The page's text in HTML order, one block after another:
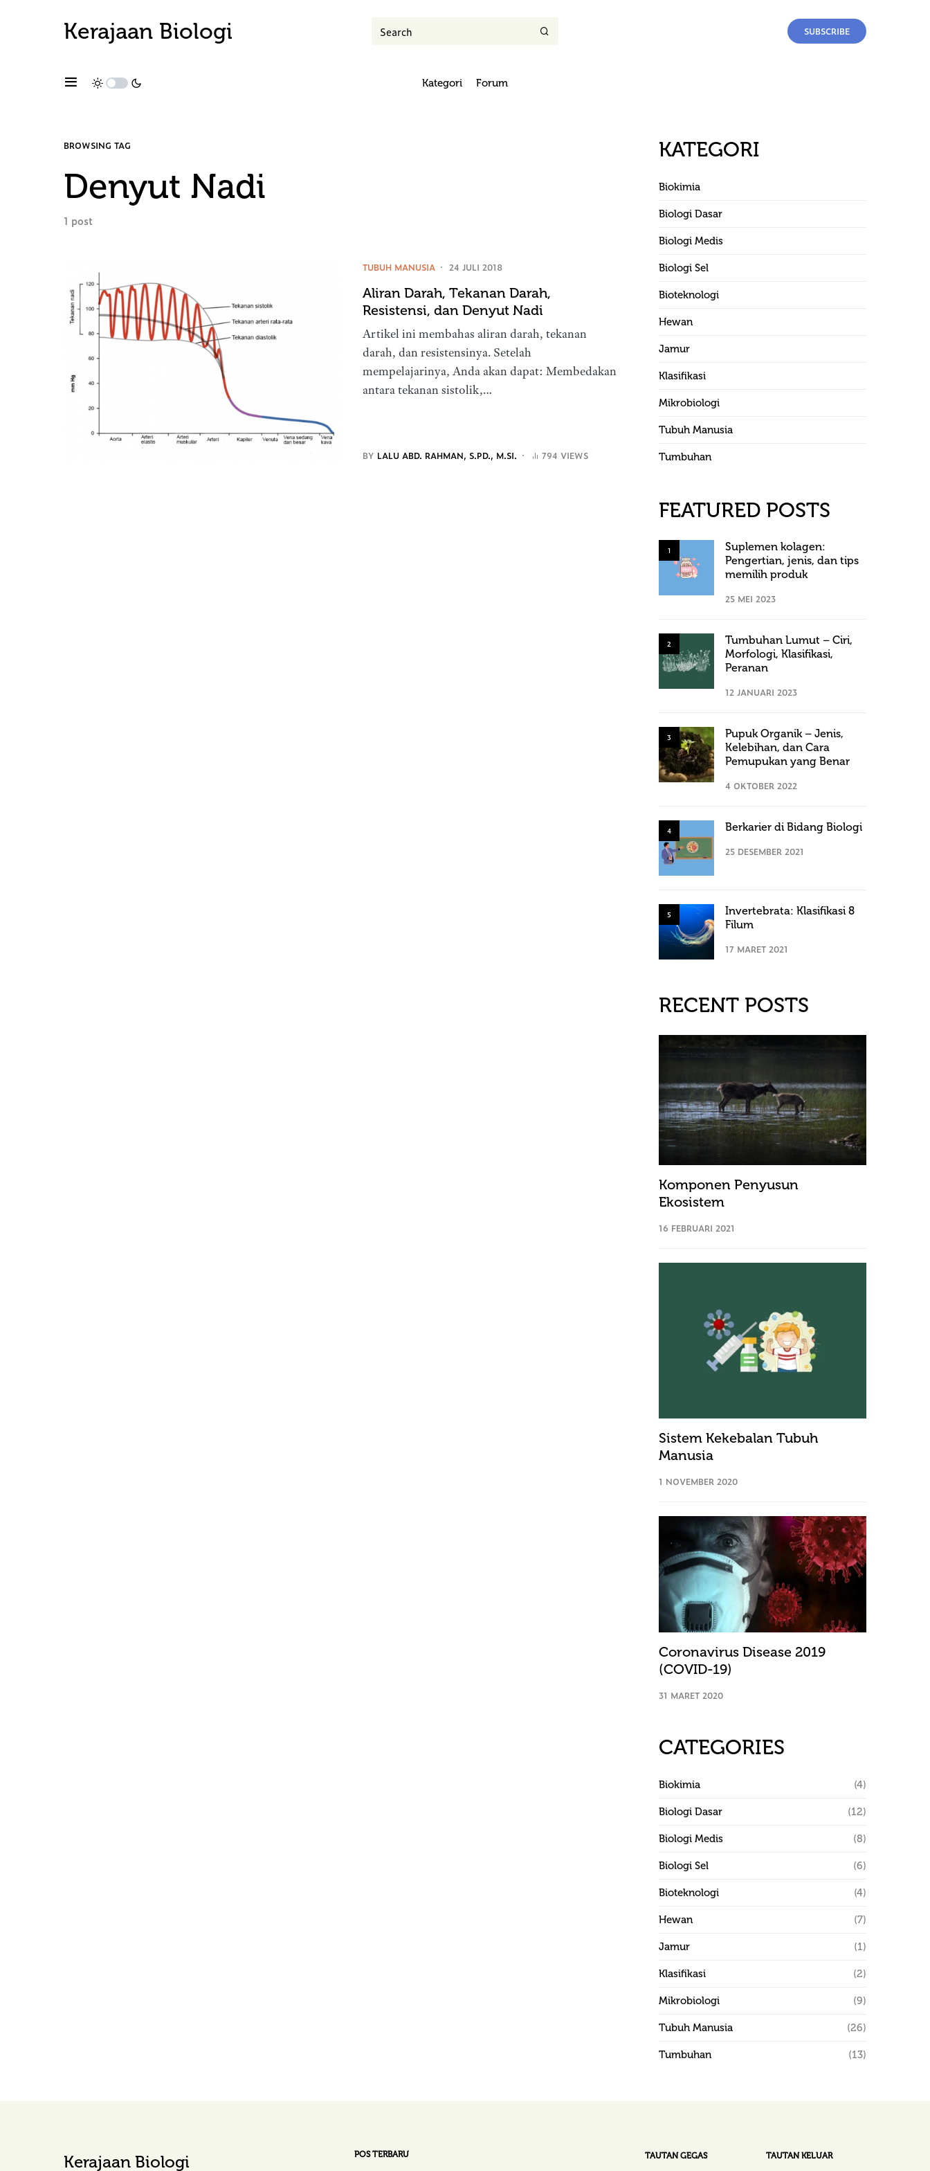
Kerajaan Biologi SUBSCRIBE
Kategori Forum
BROWSING TAG
Denyut Nadi
1 post
TUBUH MANUSIA 24 JULI 2018
Aliran Darah, Tekanan Darah,
Resistensi, dan Denyut Nadi
Artikel ini membahas aliran darah, tekanan
darah, dan resistensinya. Setelah
mempelajarinya, Anda akan dapat: Membedakan
antara tekanan sistolik,…
BY LALU ABD. RAHMAN, S.PD., M.SI. 794 VIEWS
KATEGORI
Biokimia
Biologi Dasar
Biologi Medis
Biologi Sel
Bioteknologi
Hewan
Jamur
Klasifikasi
Mikrobiologi
Tubuh Manusia
Tumbuhan
FEATURED POSTS
1
Suplemen kolagen:
Pengertian, jenis, dan tips
memilih produk
25 MEI 2023
2
Tumbuhan Lumut – Ciri,
Morfologi, Klasifikasi,
Peranan
12 JANUARI 2023
3
Pupuk Organik – Jenis,
Kelebihan, dan Cara
Pemupukan yang Benar
4 OKTOBER 2022
4 Berkarier di Bidang Biologi
25 DESEMBER 2021
5
Invertebrata: Klasifikasi 8
Filum
17 MARET 2021
RECENT POSTS
Komponen Penyusun
Ekosistem
16 FEBRUARI 2021
Sistem Kekebalan Tubuh
Manusia
1 NOVEMBER 2020
Coronavirus Disease 2019
(COVID-19)
31 MARET 2020
CATEGORIES
Biokimia (4)
Biologi Dasar (12)
Biologi Medis (8)
Biologi Sel (6)
Bioteknologi (4)
Hewan (7)
Jamur (1)
Klasifikasi (2)
Mikrobiologi (9)
Tubuh Manusia (26)
Tumbuhan (13)
Kerajaan Biologi POS TERBARU TAUTAN GEGAS TAUTAN KELUAR